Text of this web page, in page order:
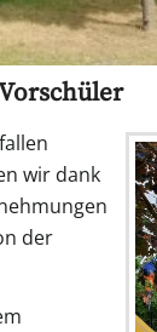
wir dank
der